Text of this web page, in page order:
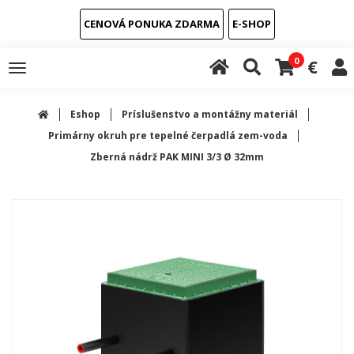
CENOVÁ PONUKA ZDARMA E-SHOP
Toggle
0 €
Eshop
Príslušenstvo a montážny materiál
Primárny okruh pre tepelné čerpadlá zem-voda
Zberná nádrž PAK MINI 3/3 Ø 32mm